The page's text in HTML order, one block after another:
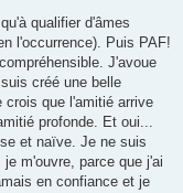
qualifier d'âmes
l'occurrence). Puis PAF!
J'avoue
créé une belle
crois que l'amitié arrive
profonde. Et oui...
et naïve. Je ne suis
m'ouvre, parce que j'ai
en confiance et je